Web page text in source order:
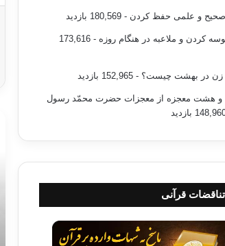
و علمی حفظ کردن - 180,569 بازدید
کردن و ملاعبه در هنگام روزه
- 173,616
زن در بهشت چیست؟ - 152,965 بازدید
و هشت معجزه از معجزات حضرت محمّد رسول
تناقضات قرآنی